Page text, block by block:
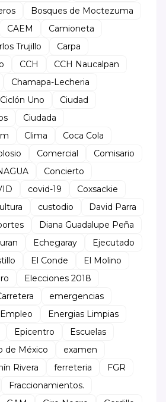
Bosques de Moctezuma
CAEM
Camioneta
Trujillo
Carpa
CCH
CCH Naucalpan
Chamapa-Lecheria
Ciclón Uno
Ciudad
Ciudada
Clima
Coca Cola
Comercial
Comisario
Concierto
covid-19
Coxsackie
custodio
David Parra
Diana Guadalupe Peña
Echegaray
Ejecutado
El Conde
El Molino
Elecciones 2018
emergencias
Empleo
Energias Limpias
Epicentro
Escuelas
de México
examen
Rivera ferreteria
FGR
Fraccionamientos.